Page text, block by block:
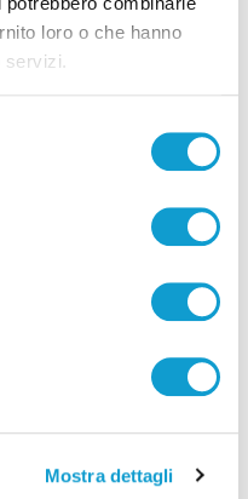
loro o che hanno
servizi.
Mostra dettagli
sul
metri quadrati